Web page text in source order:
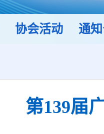
协会活动 通
第139届